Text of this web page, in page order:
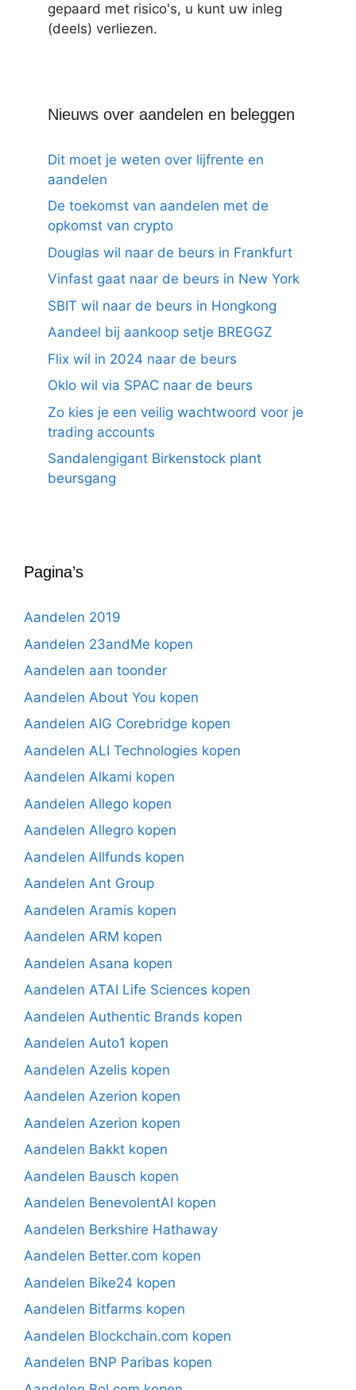
gepaard met risico's, u kunt uw inleg
(deels) verliezen.
Nieuws over aandelen en beleggen
Dit moet je weten over lijfrente en
aandelen
De toekomst van aandelen met de
opkomst van crypto
Douglas wil naar de beurs in Frankfurt
Vinfast gaat naar de beurs in New York
SBIT wil naar de beurs in Hongkong
Aandeel bij aankoop setje BREGGZ
Flix wil in 2024 naar de beurs
Oklo wil via SPAC naar de beurs
Zo kies je een veilig wachtwoord voor je
trading accounts
Sandalengigant Birkenstock plant
beursgang
Pagina’s
Aandelen 2019
Aandelen 23andMe kopen
Aandelen aan toonder
Aandelen About You kopen
Aandelen AIG Corebridge kopen
Aandelen ALI Technologies kopen
Aandelen Alkami kopen
Aandelen Allego kopen
Aandelen Allegro kopen
Aandelen Allfunds kopen
Aandelen Ant Group
Aandelen Aramis kopen
Aandelen ARM kopen
Aandelen Asana kopen
Aandelen ATAI Life Sciences kopen
Aandelen Authentic Brands kopen
Aandelen Auto1 kopen
Aandelen Azelis kopen
Aandelen Azerion kopen
Aandelen Azerion kopen
Aandelen Bakkt kopen
Aandelen Bausch kopen
Aandelen BenevolentAI kopen
Aandelen Berkshire Hathaway
Aandelen Better.com kopen
Aandelen Bike24 kopen
Aandelen Bitfarms kopen
Aandelen Blockchain.com kopen
Aandelen BNP Paribas kopen